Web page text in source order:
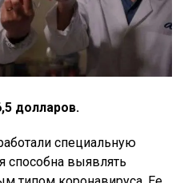
долларов.
специальную
способна выявлять